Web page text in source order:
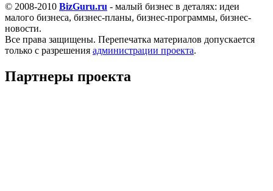
© 2008-2010 BizGuru.ru - малый бизнес в деталях: идеи
малого бизнеса, бизнес-планы, бизнес-программы, бизнес-
новости.
Все права защищены. Перепечатка материалов допускается
только с разрешения администрации проекта.
Партнеры проекта